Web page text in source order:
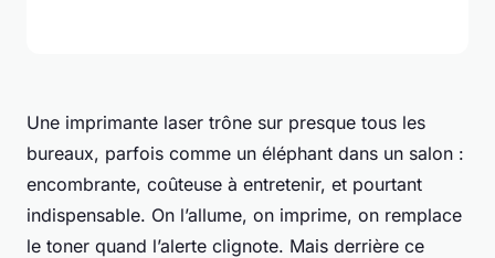
Une imprimante laser trône sur presque tous les
bureaux, parfois comme un éléphant dans un salon :
encombrante, coûteuse à entretenir, et pourtant
indispensable. On l’allume, on imprime, on remplace
le toner quand l’alerte clignote. Mais derrière ce